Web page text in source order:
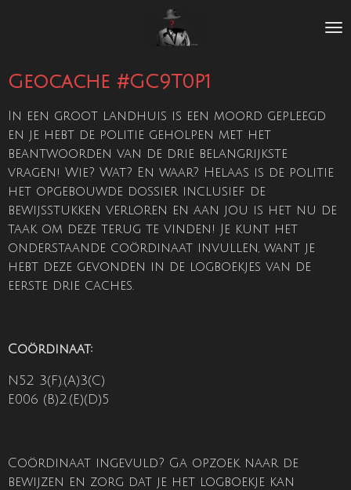
de
hoofdinhoud
Geocache #GC9T0P1
In een groot landhuis is een moord gepleegd
en je hebt de politie geholpen met het
beantwoorden van de drie belangrijkste
vragen! Wie? Wat? En waar? Helaas is de politie
het opgebouwde dossier inclusief de
bewijsstukken verloren en aan jou is het nu de
taak om deze terug te vinden! Je kunt het
onderstaande coördinaat invullen, want je
hebt deze gevonden in de logboekjes van de
eerste drie caches.
Coördinaat:
N52 3(F).(A)3(C)
E006 (B)2.(E)(D)5
Coördinaat ingevuld? Ga opzoek naar de
bewijzen en zorg dat je het logboekje kan